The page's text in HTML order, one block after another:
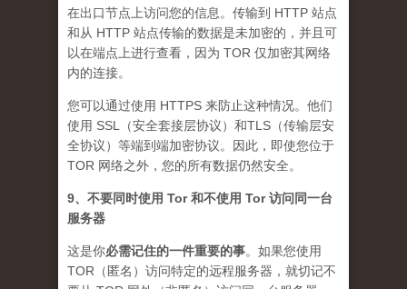
在出口节点上访问您的信息。传输到 HTTP 站点
和从 HTTP 站点传输的数据是未加密的，并且可
以在端点上进行查看，因为 TOR 仅加密其网络
内的连接。
您可以通过使用 HTTPS 来防止这种情况。他们
使用 SSL（安全套接层协议）和TLS（传输层安
全协议）等端到端加密协议。因此，即使您位于
TOR 网络之外，您的所有数据仍然安全。
9、不要同时使用 Tor 和不使用 Tor 访问同一台
服务器
这是你必需记住的一件重要的事。如果您使用
TOR（匿名）访问特定的远程服务器，就切记不